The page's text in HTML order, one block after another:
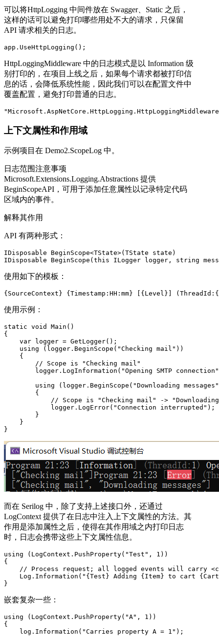
可以将HttpLogging 中间件放在 Swagger、Static 之后，
这样的话可以避免打印哪些用处不大的请求，只保留
API 请求相关的日志。
app.UseHttpLogging();
HttpLoggingMiddleware 中的日志模式是以 Information 级
别打印的，在项目上线之后，如果每个请求都被打印信
息的话，会降低系统性能，因此我们可以在配置文件中
覆盖配置，避免打印普通的日志。
上下文属性和作用域
示例项目在 Demo2.ScopeLog 中。
日志范围注意事项
Microsoft.Extensions.Logging.Abstractions 提供
BeginScopeAPI，可用于添加任意属性以记录特定代码
区域内的事件。
解释其作用
API 有两种形式：
IDisposable BeginScope<TState>(TState state)
IDisposable BeginScope(this ILogger logger, string
使用如下的模板：
{SourceContext} {Timestamp:HH:mm} [{Level}]
使用示例：
static void Main()
{
    var logger = GetLogger();
    using (logger.BeginScope("Checking mail"))
    {
        // Scope is "Checking mail"
logger.LogInformation("Opening SMTP
using (logger.BeginScope("Downloading
        {
// Scope is "Checking mail" ->
            logger.LogError("Connection interrupted");
        }
    }
}
而在 Serilog 中，除了支持上述接口外，还通过
LogContext 提供了在日志中注入上下文属性的方法。其
作用是添加属性之后，使得在其作用域之内打印日志
时，日志会携带这些上下文属性信息。
using (LogContext.PushProperty("Test", 1))
{
// Process request; all logged events will carry
Log.Information("{Test} Adding {Item} to cart
}
嵌套复杂一些：
using (LogContext.PushProperty("A", 1))
{
    log.Information("Carries property A = 1");